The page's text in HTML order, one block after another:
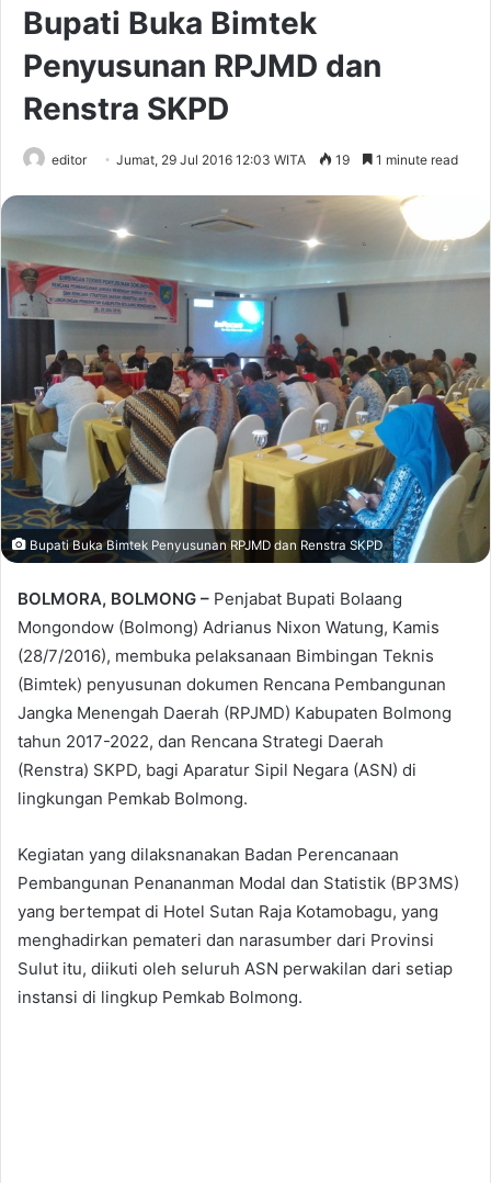
Bupati Buka Bimtek
Penyusunan RPJMD dan
Renstra SKPD
editor Jumat, 29 Jul 2016 12:03 WITA 19 1 minute read
Bupati Buka Bimtek Penyusunan RPJMD dan Renstra SKPD
BOLMORA, BOLMONG – Penjabat Bupati Bolaang
Mongondow (Bolmong) Adrianus Nixon Watung, Kamis
(28/7/2016), membuka pelaksanaan Bimbingan Teknis
(Bimtek) penyusunan dokumen Rencana Pembangunan
Jangka Menengah Daerah (RPJMD) Kabupaten Bolmong
tahun 2017-2022, dan Rencana Strategi Daerah
(Renstra) SKPD, bagi Aparatur Sipil Negara (ASN) di
lingkungan Pemkab Bolmong.
Kegiatan yang dilaksnanakan Badan Perencanaan
Pembangunan Penananman Modal dan Statistik (BP3MS)
yang bertempat di Hotel Sutan Raja Kotamobagu, yang
menghadirkan pemateri dan narasumber dari Provinsi
Sulut itu, diikuti oleh seluruh ASN perwakilan dari setiap
instansi di lingkup Pemkab Bolmong.